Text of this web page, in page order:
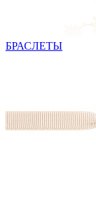
БРАСЛЕТЫ